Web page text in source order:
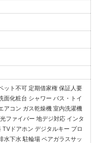
ット不可 定期借家権 保証人要
面化粧台 シャワー バス・トイ
アコン ガス乾燥機 室内洗濯機
光ファイバー 地デジ対応 インタ
TVドアホン デジタルキー プロ
水下水 駐輪場 ペアガラスサッ